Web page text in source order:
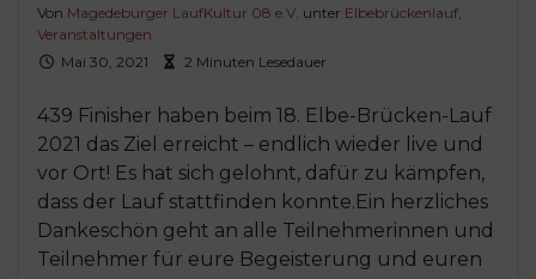
Von Magedeburger LaufKultur 08 e.V. unter Elbebrückenlauf,
Veranstaltungen
Mai 30, 2021
2 Minuten Lesedauer
439 Finisher haben beim 18. Elbe-Brücken-Lauf
2021 das Ziel erreicht – endlich wieder live und
vor Ort! Es hat sich gelohnt, dafür zu kämpfen,
dass der Lauf stattfinden konnte.Ein herzliches
Dankeschön geht an alle Teilnehmerinnen und
Teilnehmer für eure Begeisterung und euren